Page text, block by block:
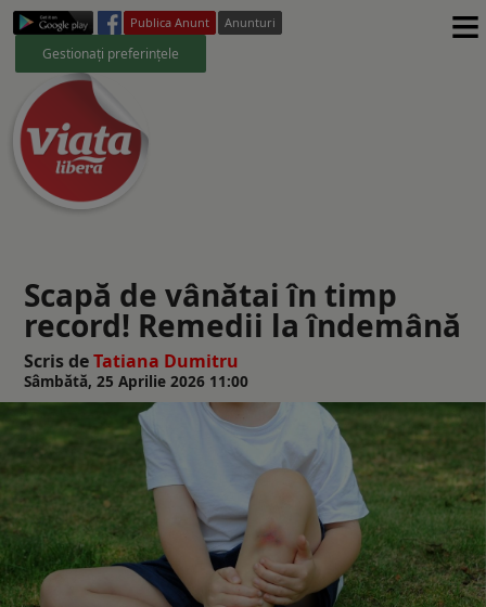
Publica Anunt Anunturi
Gestionați preferințele ≡
Scapă de vânătai în timp
record! Remedii la îndemână
Scris deTatiana Dumitru
Sâmbătă, 25 Aprilie 2026 11:00